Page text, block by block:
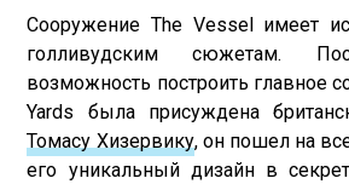
Сооружение The Vessel имеет
голливудским сюжетам.
возможность построить главное
Yards была присуждена
Томасу Хизервику, он пошел на
его уникальный дизайн в